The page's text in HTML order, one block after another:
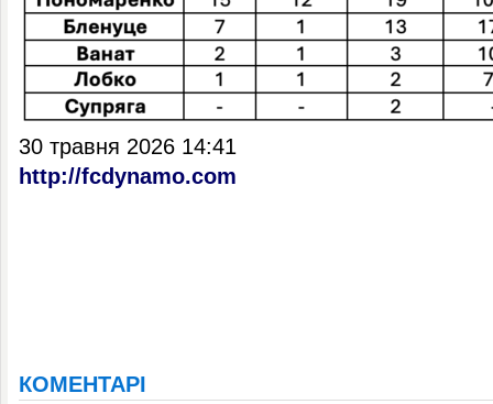
30 травня 2026 14:41
http://fcdynamo.com
КОМЕНТАРІ